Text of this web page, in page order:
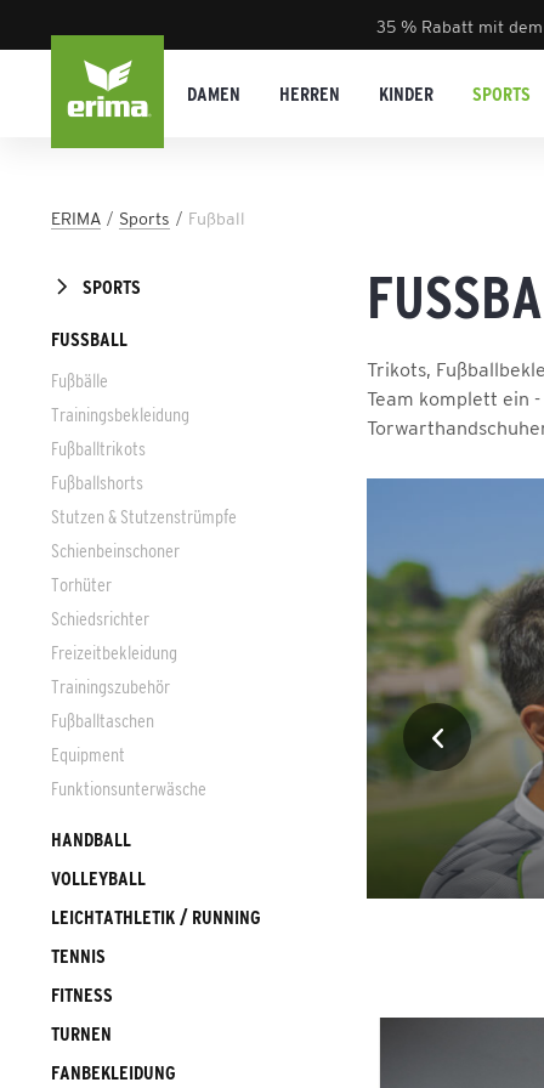
35 % Rabatt mit dem
DAMEN HERREN KINDER SPORTS
ERIMA Sports Fußball
SPORTS
FUSSBALL
Fußbälle
Trainingsbekleidung
Fußballtrikots
Fußballshorts
Stutzen & Stutzenstrümpfe
Schienbeinschoner
Torhüter
Schiedsrichter
Freizeitbekleidung
Trainingszubehör
Fußballtaschen
Equipment
Funktionsunterwäsche
HANDBALL
VOLLEYBALL
LEICHTATHLETIK / RUNNING
TENNIS
FITNESS
TURNEN
FANBEKLEIDUNG
Trikots,
Team komplett ein